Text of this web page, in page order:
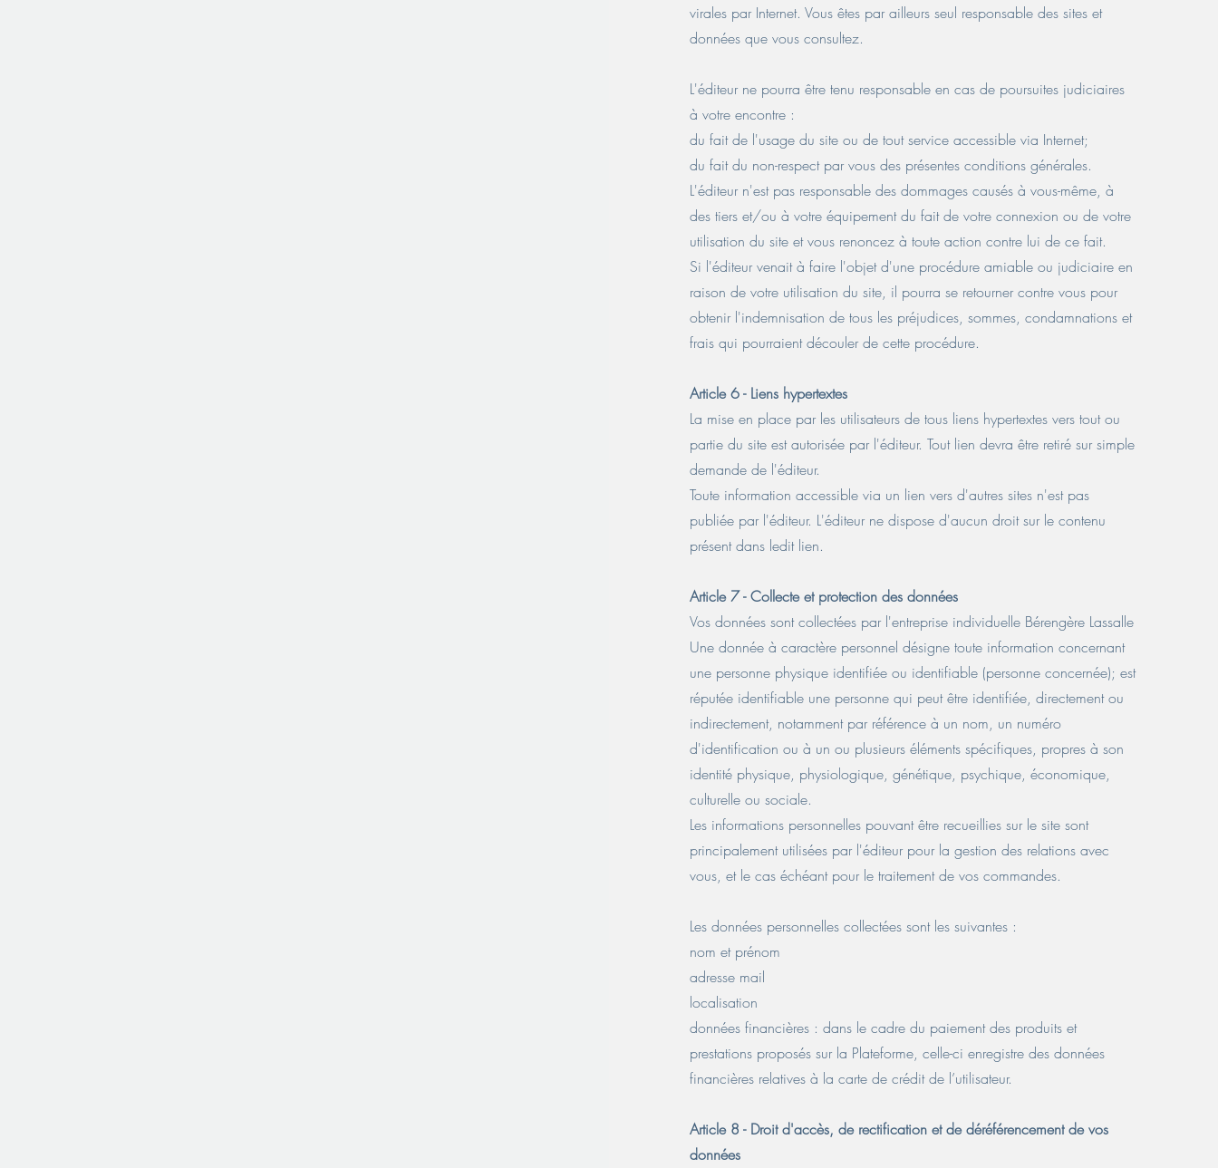
virales par Internet. Vous êtes par ailleurs seul responsable des sites et
données que vous consultez.
L'éditeur ne pourra être tenu responsable en cas de poursuites judiciaires
à votre encontre :
du fait de l'usage du site ou de tout service accessible via Internet;
du fait du non-respect par vous des présentes conditions générales.
L'éditeur n'est pas responsable des dommages causés à vous-même, à
des tiers et/ou à votre équipement du fait de votre connexion ou de votre
utilisation du site et vous renoncez à toute action contre lui de ce fait.
Si l'éditeur venait à faire l'objet d'une procédure amiable ou judiciaire en
raison de votre utilisation du site, il pourra se retourner contre vous pour
obtenir l'indemnisation de tous les préjudices, sommes, condamnations et
frais qui pourraient découler de cette procédure.
Article 6 - Liens hypertextes
La mise en place par les utilisateurs de tous liens hypertextes vers tout ou
partie du site est autorisée par l'éditeur. Tout lien devra être retiré sur simple
demande de l'éditeur.
Toute information accessible via un lien vers d'autres sites n'est pas
publiée par l'éditeur. L'éditeur ne dispose d'aucun droit sur le contenu
présent dans ledit lien.
Article 7 - Collecte et protection des données
Vos données sont collectées par l'entreprise individuelle Bérengère Lassalle
Une donnée à caractère personnel désigne toute information concernant
une personne physique identifiée ou identifiable (personne concernée); est
réputée identifiable une personne qui peut être identifiée, directement ou
indirectement, notamment par référence à un nom, un numéro
d'identification ou à un ou plusieurs éléments spécifiques, propres à son
identité physique, physiologique, génétique, psychique, économique,
culturelle ou sociale.
Les informations personnelles pouvant être recueillies sur le site sont
principalement utilisées par l'éditeur pour la gestion des relations avec
vous, et le cas échéant pour le traitement de vos commandes.
Les données personnelles collectées sont les suivantes :
nom et prénom
adresse mail
localisation
données financières : dans le cadre du paiement des produits et
prestations proposés sur la Plateforme, celle-ci enregistre des données
financières relatives à la carte de crédit de l’utilisateur.
Article 8 - Droit d'accès, de rectification et de déréférencement de vos
données